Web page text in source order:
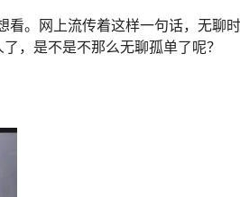
看。网上流传着这样一句话，无聊
，是不是不那么无聊孤单了呢？